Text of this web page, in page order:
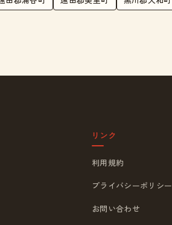
リンク
利用規約
プライバシーポリシー
お問い合わせ